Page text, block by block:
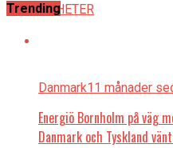
ALLA NYHETER
Trending
Danmark11 månader
Energiö Bornholm på väg
Danmark och Tyskland